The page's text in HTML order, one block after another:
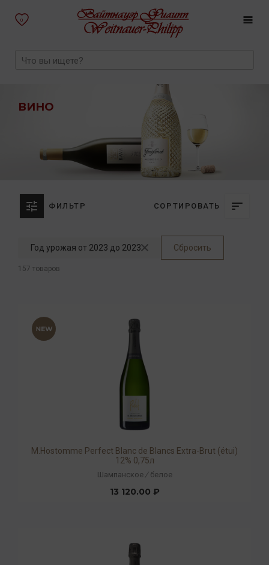
0
ВИНО
ФИЛЬТР СОРТИРОВАТЬ
Год урожая от 2023 до 2023 Сбросить
157 товаров
М.Hostomme Perfect Blanc de Blancs Extra-Brut (étui)
12% 0,75л
Шампанское / белое
13 120.00 ₽